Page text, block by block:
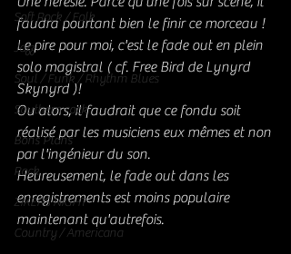
Soft Rock / Folk
Jazz
Soul / Funk / Rhythm Blues
Southern rock
Bons Plans
Rock
ZIKERS NIGHT
Country / Americana
faudra pourtant bien le finir ce morceau !
Le pire pour moi, c'est le fade out en plein
solo magistral ( cf. Free Bird de Lynyrd
Skynyrd )!
Ou alors, il faudrait que ce fondu soit
réalisé par les musiciens eux mêmes et non
par l'ingénieur du son.
Heureusement, le fade out dans les
enregistrements est moins populaire
maintenant qu'autrefois.